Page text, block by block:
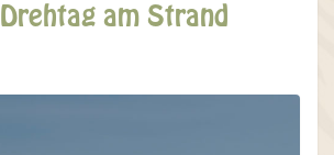
Drehtag am Strand